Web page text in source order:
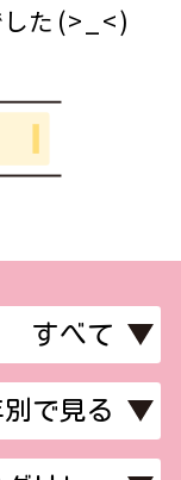
た(>_<)